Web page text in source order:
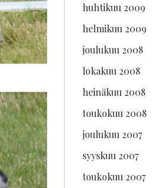
huhtikuu 2009
helmikuu 2009
joulukuu 2008
lokakuu 2008
heinäkuu 2008
toukokuu 2008
joulukuu 2007
syyskuu 2007
toukokuu 2007